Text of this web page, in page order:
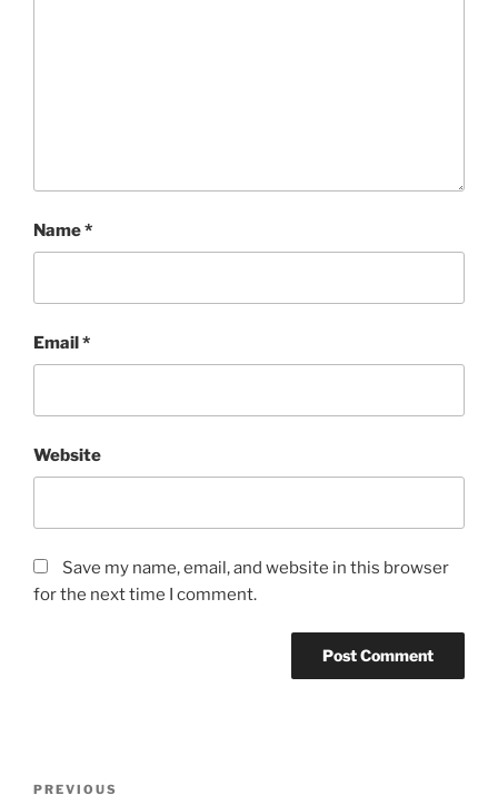
Name*
Email*
Website
Save my name, email, and website in this browser
for the next time I comment.
Previous
PREVIOUS